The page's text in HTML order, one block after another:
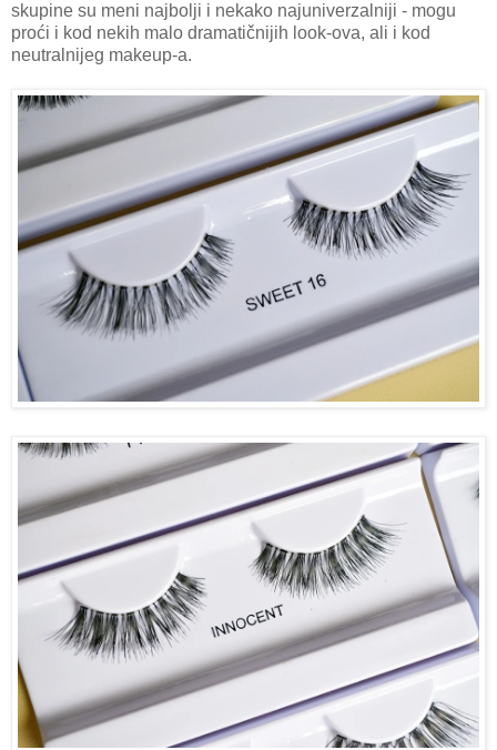
skupine su meni najbolji i nekako najuniverzalniji - mogu
proći i kod nekih malo dramatičnijih look-ova, ali i kod
neutralnijeg makeup-a.